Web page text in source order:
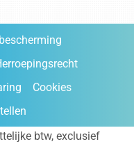
Cookies
btw, exclusief